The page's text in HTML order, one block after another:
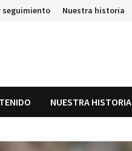
seguimiento Nuestra historia
NUESTRA HISTORIA